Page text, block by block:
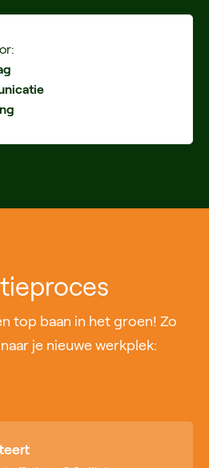
top baan in het groen! Zo
je nieuwe werkplek: